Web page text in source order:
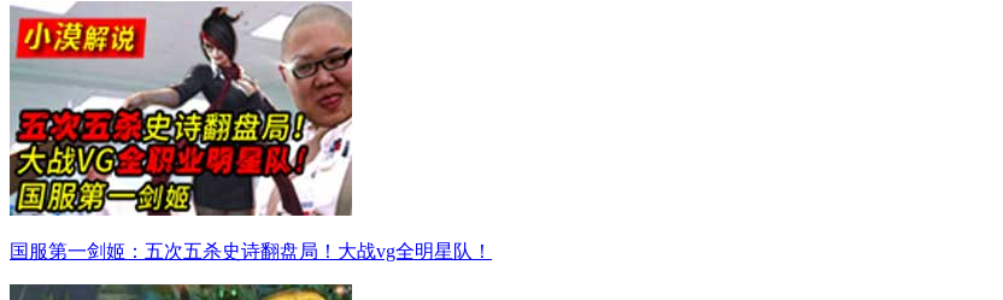
国服第一剑姬：五次五杀史诗翻盘局！大战vg全明星队！